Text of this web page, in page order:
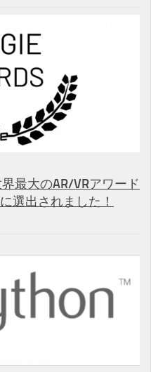
最大のAR/VRアワード
選出されました！